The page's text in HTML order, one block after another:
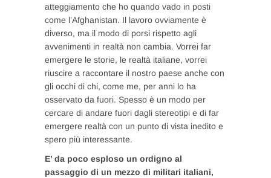
atteggiamento che ho quando vado in posti
come l’Afghanistan. Il lavoro ovviamente è
diverso, ma il modo di porsi rispetto agli
avvenimenti in realtà non cambia. Vorrei far
emergere le storie, le realtà italiane, vorrei
riuscire a raccontare il nostro paese anche con
gli occhi di chi, come me, per anni lo ha
osservato da fuori. Spesso è un modo per
cercare di andare fuori dagli stereotipi e di far
emergere realtà con un punto di vista inedito e
spero più interessante.
E’ da poco esploso un ordigno al
passaggio di un mezzo di militari italiani,